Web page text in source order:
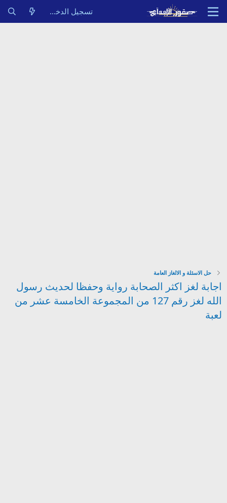
تسجيل الدخول
حل الاسئلة و الالغاز العامة
اجابة لغز اكثر الصحابة رواية وحفظا لحديث رسول
الله لغز رقم 127 من المجموعة الخامسة عشر من
لعبة